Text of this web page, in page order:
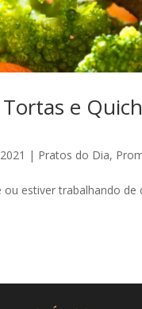
e
| Pratos do Dia,
ou estiver trabalhando